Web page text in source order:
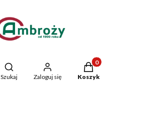
Otwórz wyszukiwarkę
Szukaj Zaloguj się
Produkty w
Koszyk